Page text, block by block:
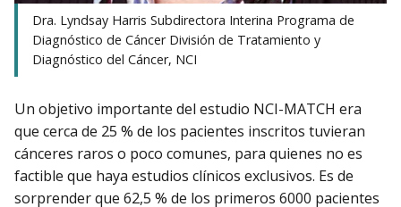
Dra. Lyndsay Harris Subdirectora Interina Programa de
Diagnóstico de Cáncer División de Tratamiento y
Diagnóstico del Cáncer, NCI
Un objetivo importante del estudio NCI-MATCH era
que cerca de 25 % de los pacientes inscritos tuvieran
cánceres raros o poco comunes, para quienes no es
factible que haya estudios clínicos exclusivos. Es de
sorprender que 62,5 % de los primeros 6000 pacientes